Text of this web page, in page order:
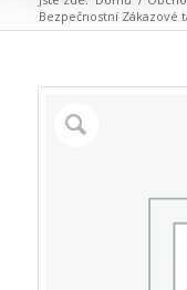
Bezpečnostní Zákazové